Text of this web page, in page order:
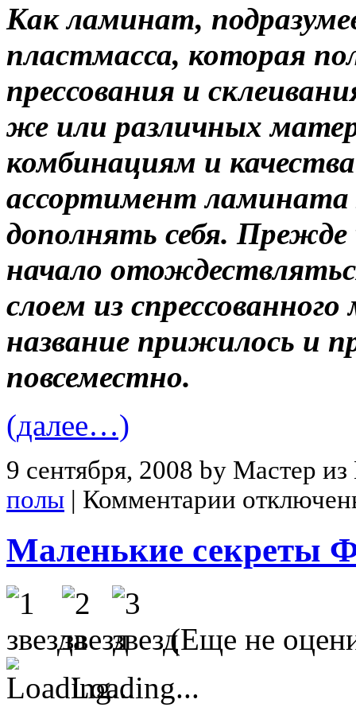
Как ламинат,
пластмасса, которая
прессования и
же или различных
комбинациям и
ассортимент
дополнять себя.
начало
слоем из
название прижилось и
повсеместно.
(далее…)
9 сентября, 2008 by Мастер
полы | Комментарии
Маленькие секреты
(Еще не
Loading...